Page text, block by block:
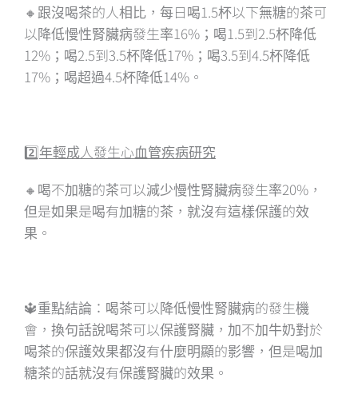
🔸跟沒喝茶的人相比，每日喝1.5杯以下無糖的茶可
以降低慢性腎臟病發生率16%；喝1.5到2.5杯降低
12%；喝2.5到3.5杯降低17%；喝3.5到4.5杯降低
17%；喝超過4.5杯降低14%。
2️⃣年輕成人發生心血管疾病研究
🔸喝不加糖的茶可以減少慢性腎臟病發生率20%，
但是如果是喝有加糖的茶，就沒有這樣保護的效
果。
🔱重點結論：喝茶可以降低慢性腎臟病的發生機
會，換句話說喝茶可以保護腎臟，加不加牛奶對於
喝茶的保護效果都沒有什麼明顯的影響，但是喝加
糖茶的話就沒有保護腎臟的效果。